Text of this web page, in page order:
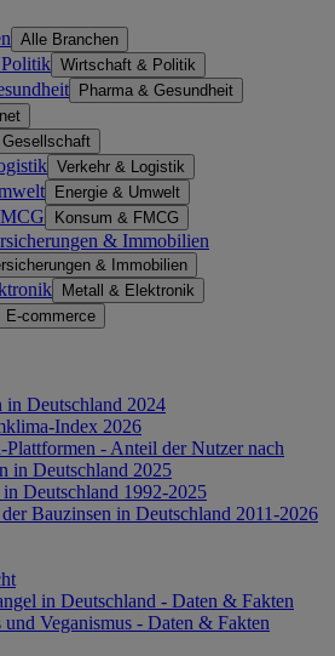
Alle Branchen
Wirtschaft & Politik
Pharma & Gesundheit
Gesellschaft
Verkehr & Logistik
Energie & Umwelt
Konsum & FMCG
& Immobilien
& Immobilien
Metall & Elektronik
E-commerce
in Deutschland 2024
Index 2026
Plattformen - Anteil der Nutzer nach
in Deutschland 2025
Deutschland 1992-2025
Bauzinsen in Deutschland 2011-2026
in Deutschland - Daten & Fakten
und Veganismus - Daten & Fakten